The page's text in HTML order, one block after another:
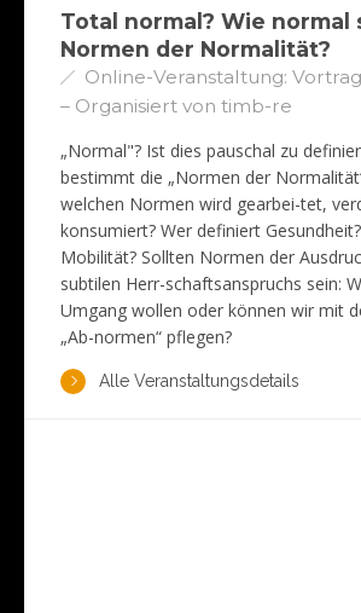
Total normal? Wie normal
Normen der Normalität?
Online-Veranstaltung:
– Organisiert von timb-re
„Normal"? Ist dies pauschal zu
bestimmt die „Normen der
welchen Normen wird gearbei-tet,
konsumiert? Wer definiert
Mobilität? Sollten Normen der
subtilen Herr-schaftsanspruchs sein:
Umgang wollen oder können wir mit
„Ab-normen“ pflegen?
Alle Veranstaltungsdetails